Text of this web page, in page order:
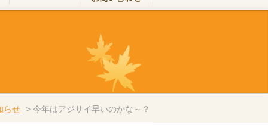
らせ > 今年はアジサイ早いのかな～？